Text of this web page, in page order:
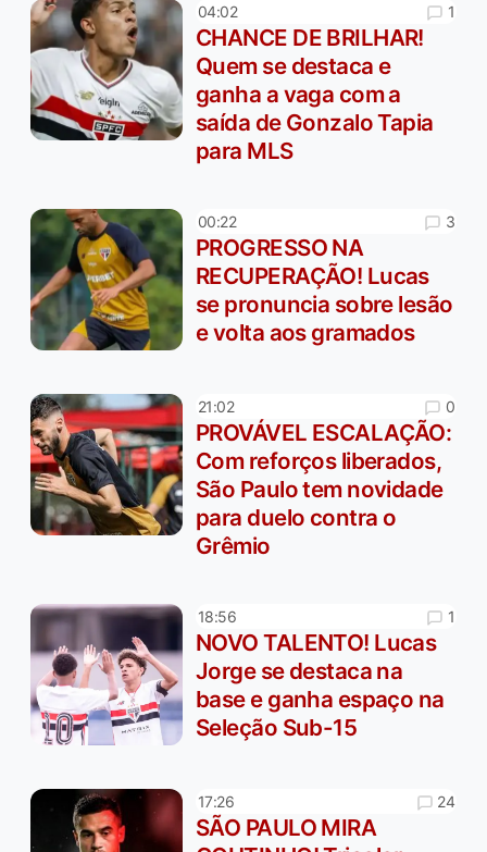
04:02 1
CHANCE DE BRILHAR!
Quem se destaca e
ganha a vaga com a
saída de Gonzalo Tapia
para MLS
00:22 3
PROGRESSO NA
RECUPERAÇÃO! Lucas
se pronuncia sobre lesão
e volta aos gramados
21:02 0
PROVÁVEL ESCALAÇÃO:
Com reforços liberados,
São Paulo tem novidade
para duelo contra o
Grêmio
18:56 1
NOVO TALENTO! Lucas
Jorge se destaca na
base e ganha espaço na
Seleção Sub-15
17:26 24
SÃO PAULO MIRA